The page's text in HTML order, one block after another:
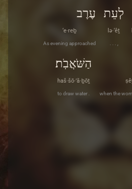
לְעֵת
lə·‘êṯ
. . . ,
עֶרֶב
‘e·reḇ
As evening approached
when the
הַשֹּׁאֲבֹֽת׃
haš·šō·’ă·ḇōṯ
to draw water .